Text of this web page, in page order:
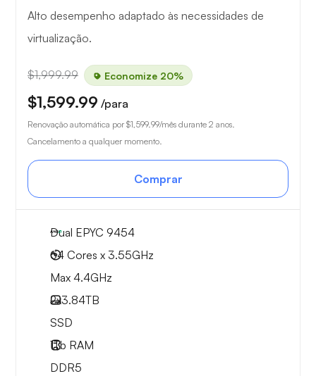
Alto desempenho adaptado às necessidades de
virtualização.
$1,999.99 Economize 20%
$1,599.99 /para
Renovação automática por $1,599.99/mês durante 2 anos.
Cancelamento a qualquer momento.
Comprar
Dual EPYC 9454
64 Cores x 3.55GHz
Max 4.4GHz
2x3.84TB
SSD
1Tb RAM
DDR5